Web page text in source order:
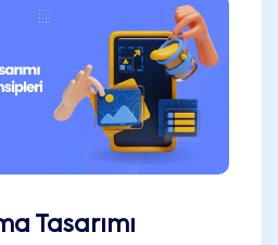
Tasarımı